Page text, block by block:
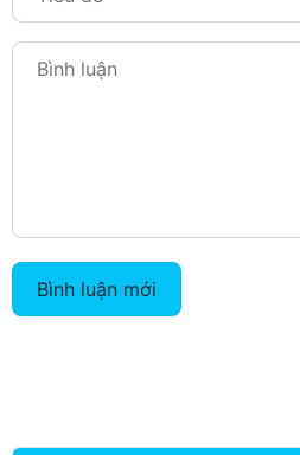
Bình luận mới